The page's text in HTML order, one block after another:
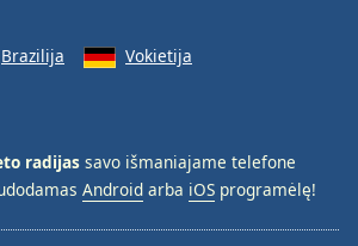
Brazilija
Vokietija
radijas savo išmaniajame telefone
Android arba iOS programėlę!